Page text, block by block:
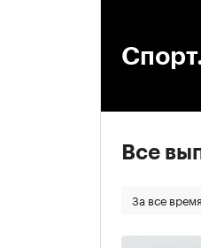
Все
За все время